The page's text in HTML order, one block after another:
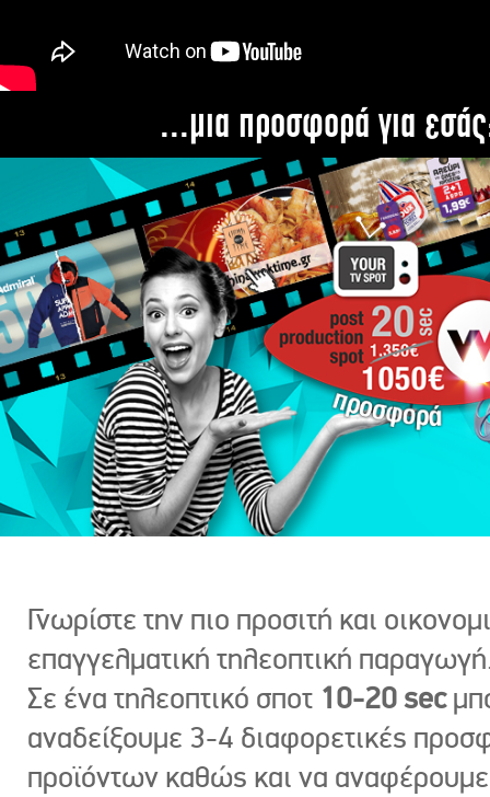
...μια προσφορά για
Γνωρίστε την πιο προσιτή και
επαγγελματική τηλεοπτική
Σε ένα τηλεοπτικό σποτ 10-20 sec
αναδείξουμε 3-4 διαφορετικές
προϊόντων καθώς και να